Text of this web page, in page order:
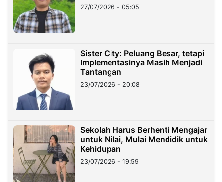
27/07/2026 - 05:05
Sister City: Peluang Besar, tetapi
Implementasinya Masih Menjadi
Tantangan
23/07/2026 - 20:08
Sekolah Harus Berhenti Mengajar
untuk Nilai, Mulai Mendidik untuk
Kehidupan
23/07/2026 - 19:59